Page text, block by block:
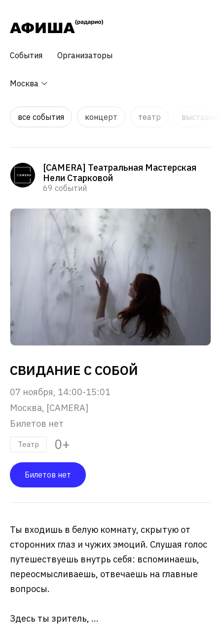
События Организаторы
Москва
все события концерт театр
[CAMERA] Театральная Мастерская
Нели Старковой
69 событий
СВИДАНИЕ С СОБОЙ
07 ноября, 14:00-15:01
Москва, [CAMERA]
Билетов нет
Театр 0+
Билетов нет
Ты входишь в белую комнату, скрытую от
сторонних глаз и чужих эмоций. Слушая голос
путешествуешь внутрь себя: вспоминаешь,
переосмысливаешь, отвечаешь на главные
вопросы.
Здесь ты зритель, ...